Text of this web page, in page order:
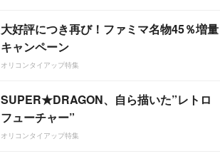
大好評につき再び！ファミマ名物45％増量
キャンペーン
オリコンタイアップ特集
SUPER★DRAGON、自ら描いた”レトロ
フューチャー”
オリコンタイアップ特集